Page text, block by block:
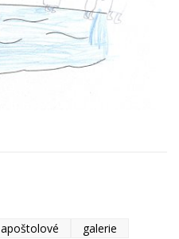
apoštolové
galerie